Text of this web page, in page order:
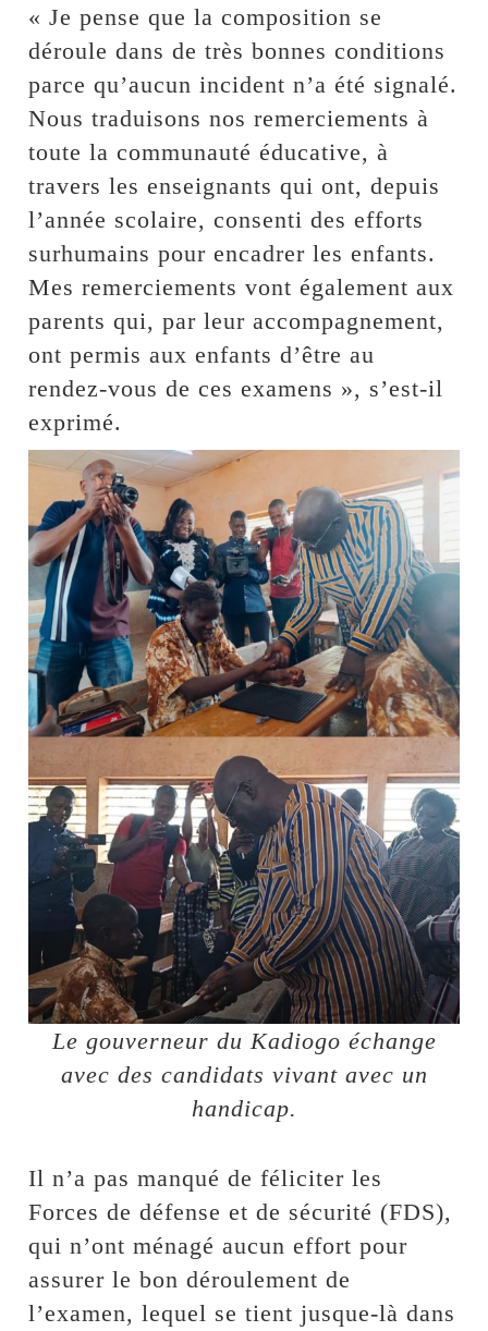
« Je pense que la composition se
déroule dans de très bonnes conditions
parce qu’aucun incident n’a été signalé.
Nous traduisons nos remerciements à
toute la communauté éducative, à
travers les enseignants qui ont, depuis
l’année scolaire, consenti des efforts
surhumains pour encadrer les enfants.
Mes remerciements vont également aux
parents qui, par leur accompagnement,
ont permis aux enfants d’être au
rendez-vous de ces examens », s’est-il
exprimé.
Le gouverneur du Kadiogo échange
avec des candidats vivant avec un
handicap.
Il n’a pas manqué de féliciter les
Forces de défense et de sécurité (FDS),
qui n’ont ménagé aucun effort pour
assurer le bon déroulement de
l’examen, lequel se tient jusque-là dans